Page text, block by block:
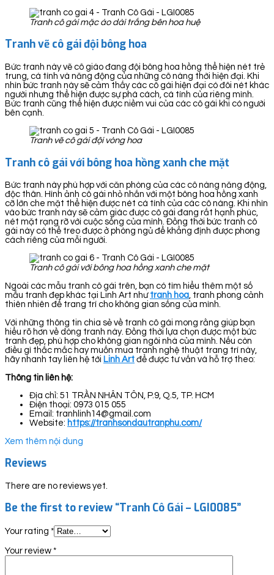
Tranh cô gái mặc áo dài trắng bên hoa huệ
Tranh vẽ cô gái đội bông hoa
Bức tranh này vẽ cô giáo đang đội bông hoa hồng thể hiện nét trẻ
trung, cá tính và năng động của những cô nàng thời hiện đại. Khi
nhìn bức tranh này sẽ cảm thấy các cô gái hiện đại có đôi nét khác
người nhưng thể hiện được sự phá cách, cá tính của riêng mình.
Bức tranh cũng thể hiện được niềm vui của các cô gái khi có người
bên cạnh.
Tranh vẽ cô gái đội vòng hoa
Tranh cô gái với bông hoa hồng xanh che mặt
Bức tranh này phù hợp với căn phòng của các cô nàng năng động,
độc thân. Hình ảnh cô gái nhỏ nhắn với một bông hoa hồng xanh
cỡ lớn che mặt thể hiện được nét cá tính của các cô nàng. Khi nhìn
vào bức tranh này sẽ cảm giác được cô gái đang rất hạnh phúc,
nét mặt rạng rỡ với cuộc sống của mình. Đồng thời bức tranh cô
gái này có thể treo được ở phòng ngủ để khẳng định được phong
cách riêng của mỗi người.
Tranh cô gái với bông hoa hồng xanh che mặt
Ngoài các mẫu tranh cô gái trên, bạn có tìm hiểu thêm một số
mẫu tranh đẹp khác tại Linh Art như tranh hoa, tranh phong cảnh
thiên nhiên để trang trí cho không gian sống của mình.
Với những thông tin chia sẻ về tranh cô gái mong rằng giúp bạn
hiểu rõ hơn về dòng tranh này. Đồng thời lựa chọn được một bức
tranh đẹp, phù hợp cho không gian ngôi nhà của mình. Nếu còn
điều gì thắc mắc hay muốn mua tranh nghệ thuật trang trí này,
hãy nhanh tay liên hệ tới Linh Art để được tư vấn và hỗ trợ theo:
Thông tin liên hệ:
Địa chỉ: 51 TRẦN NHÂN TÔN, P.9, Q.5, TP. HCM
Điện thoại: 0973 015 055
Email: tranhlinh14@gmail.com
Website: https://tranhsondautranphu.com/
Xem thêm nội dung
Reviews
There are no reviews yet.
Be the first to review “Tranh Cô Gái – LGI0085”
Your rating *
Your review *